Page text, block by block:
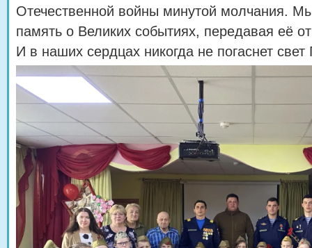
Отечественной войны минутой молчания.
память о Великих событиях, передавая её
И в наших сердцах никогда не погаснет